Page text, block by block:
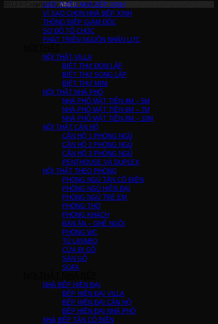
2013 © Copyright byNha Bep Xinh!
GIỚI THIỆU NHÀ BẾP XINH
VÌ SAO CHỌN NHÀ BẾP XINH
THÔNG ĐIỆP GIÁM ĐỐC
SƠ ĐỒ TỔ CHỨC
PHÁT TRIỂN NGUỒN NHÂN LỰC
NỘI THẤT VILLA
BIỆT THỰ ĐƠN LẬP
BIỆT THỰ SONG LẬP
BIỆT THỰ MINI
NỘI THẤT NHÀ PHỐ
NHÀ PHỐ MẶT TIỀN 4M – 5M
NHÀ PHỐ MẶT TIỀN 6M – 7M
NHÀ PHỐ MẶT TIỀN 8M – 10M
NỘI THẤT CĂN HỘ
CĂN HỘ 1 PHÒNG NGỦ
CĂN HỘ 2 PHÒNG NGỦ
CĂN HỘ 3 PHÒNG NGỦ
PENTHOUSE VÀ DUPLEX
NỘI THẤT THEO PHÒNG
PHÒNG NGỦ TÂN CỔ ĐIỂN
PHÒNG NGỦ HIỆN ĐẠI
PHÒNG NGỦ TRẺ EM
PHÒNG THỜ
PHÒNG KHÁCH
BÀN ĂN – GHẾ NGỒI
PHÒNG WC
TỦ LAVABO
CỬA ĐI GỖ
SÀN GỖ
SOFA
NHÀ BẾP HIỆN ĐẠI
BẾP HIỆN ĐẠI VILLA
BẾP HIỆN ĐẠI CĂN HỘ
BẾP HIỆN ĐẠI NHÀ PHỐ
NHÀ BẾP TÂN CỔ ĐIỂN